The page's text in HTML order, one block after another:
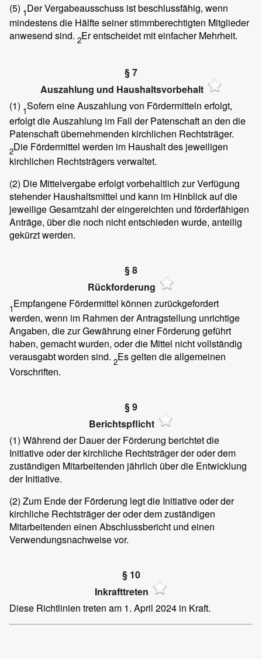
(5) 1Der Vergabeausschuss ist beschlussfähig, wenn
mindestens die Hälfte seiner stimmberechtigten Mitglieder
anwesend sind. 2Er entscheidet mit einfacher Mehrheit.
§ 7
Auszahlung und Haushaltsvorbehalt
(1) 1Sofern eine Auszahlung von Fördermitteln erfolgt,
erfolgt die Auszahlung im Fall der Patenschaft an den die
Patenschaft übernehmenden kirchlichen Rechtsträger.
2Die Fördermittel werden im Haushalt des jeweiligen
kirchlichen Rechtsträgers verwaltet.
(2) Die Mittelvergabe erfolgt vorbehaltlich zur Verfügung
stehender Haushaltsmittel und kann im Hinblick auf die
jeweilige Gesamtzahl der eingereichten und förderfähigen
Anträge, über die noch nicht entschieden wurde, anteilig
gekürzt werden.
§ 8
Rückforderung
1Empfangene Fördermittel können zurückgefordert
werden, wenn im Rahmen der Antragstellung unrichtige
Angaben, die zur Gewährung einer Förderung geführt
haben, gemacht wurden, oder die Mittel nicht vollständig
verausgabt worden sind. 2Es gelten die allgemeinen
Vorschriften.
§ 9
Berichtspflicht
(1) Während der Dauer der Förderung berichtet die
Initiative oder der kirchliche Rechtsträger der oder dem
zuständigen Mitarbeitenden jährlich über die Entwicklung
der Initiative.
(2) Zum Ende der Förderung legt die Initiative oder der
kirchliche Rechtsträger der oder dem zuständigen
Mitarbeitenden einen Abschlussbericht und einen
Verwendungsnachweise vor.
§ 10
Inkrafttreten
Diese Richtlinien treten am 1. April 2024 in Kraft.